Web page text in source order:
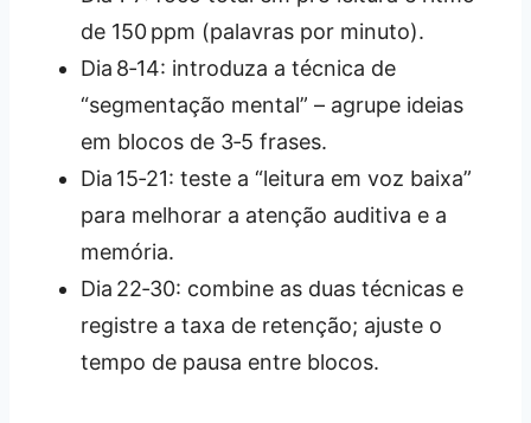
de 150 ppm (palavras por minuto).
Dia 8‑14: introduza a técnica de
“segmentação mental” – agrupe ideias
em blocos de 3‑5 frases.
Dia 15‑21: teste a “leitura em voz baixa”
para melhorar a atenção auditiva e a
memória.
Dia 22‑30: combine as duas técnicas e
registre a taxa de retenção; ajuste o
tempo de pausa entre blocos.